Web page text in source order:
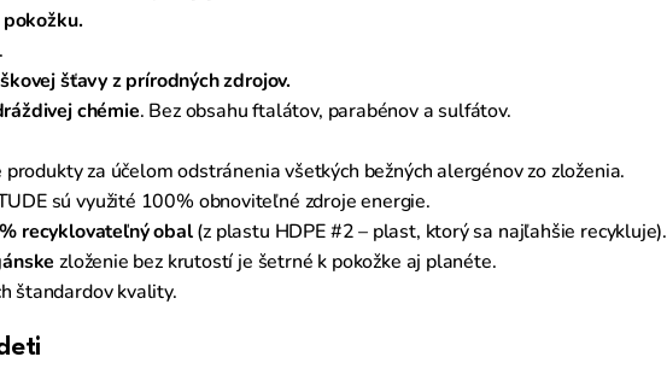
šťavy z prírodných zdrojov.
chémie. Bez obsahu ftalátov, parabénov a sulfátov.
za účelom odstránenia všetkých bežných alergénov zo zloženia.
sú využité 100% obnoviteľné zdroje energie.
recyklovateľný obal(z plastu HDPE #2 – plast, ktorý sa najľahšie recykluje).
zloženie bez krutostí je šetrné k pokožke aj planéte.
štandardov kvality.